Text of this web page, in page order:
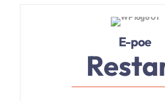
E-poe